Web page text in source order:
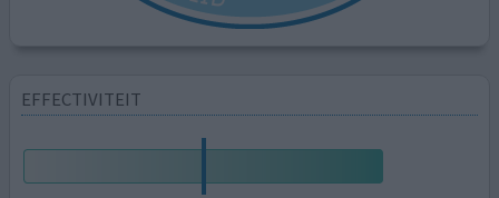
EFFECTIVITEIT